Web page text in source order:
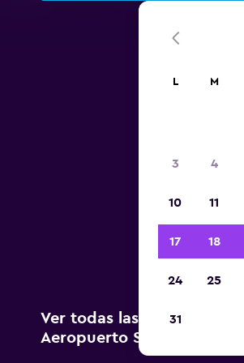
A
Ver todas las agencias de
Aeropuerto State College
L M
3 4
10 11
17 18
24 25
31